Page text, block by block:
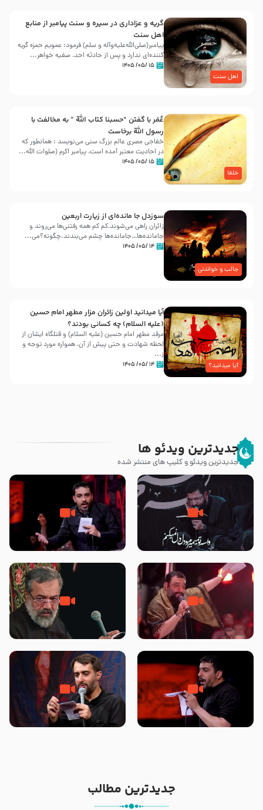
اهل سنت
گریه و عزاداری در سیره و سنت پیامبر از منابع
اهل سنت
پیامبر(صلی‌الله‌علیه‌وآله و سلم) فرمود: عمویم حمزه گریه
کننده‌ای ندارد و پس از حادثه احد، صفیه خواهر...
۱۵ /۰۵/ ۱۴۰۵
خلفا
عُمَر با گفتن “حسبنا كتاب اللّه ” به مخالفت با
رسول اللّه برخاست
خفاجی مصری عالم بزرگ سنی می‌نویسد : همانطور که
در احادیث معتبر آمده است، پیامبر اکرم (صلوات اللّه...
۱۵ /۰۵/ ۱۴۰۵
جالب و خواندنی
سوزدل جا مانده‌ای از زیارت اربعین
زائران راهی می‌شوند،کم‌ کم همه رفتنی‌ها می‌روند و
جامانده‌ها…جامانده‌ها چشم می‌بندند.چگونه؟می‌...
۱۴ /۰۵/ ۱۴۰۵
آیا میدانید؟
آیا میدانید اولین زائران مزار مطهر امام حسین
(علیه السلام) چه کسانی بودند؟
مرقد مطهر امام حسین (علیه السلام) و قتلگاه ایشان از
لحظه شهادت و حتی پیش از آن، همواره مورد توجه و
ز...
۱۴ /۰۵/ ۱۴۰۵
جدیدترین ویدئو ها
جدیدترین ویدئو و کلیپ های منتشر شده
مصداق کربلا – حاج حسین سیب
سرخی
شور ، حسینا! به‌ حق زهرا «أُنْظُرْ
إِلَینا» – عزاداری شب هفتم ماه
جانا جانا ابی عبدالله – کربلایی جواد
مقدم – شب هشتم محرم 1448 –
مادر منم مثل تو خمیدم – حاج
محمود کریمی – شهادت حضرت
هیئت رایة العباس علیه السلام
تک ، عبّاس، صاحب دل‌هاست –
حاج حنیف طاهری – عزاداری شب
من غلام نوکراتم من عاشق کربلاتم
– شور زمینه – شب هفتم – محرم
جدیدترین مطالب